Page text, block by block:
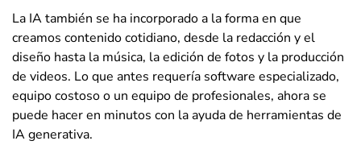
La IA también se ha incorporado a la forma en que
creamos contenido cotidiano, desde la redacción y el
diseño hasta la música, la edición de fotos y la producción
de videos. Lo que antes requería software especializado,
equipo costoso o un equipo de profesionales, ahora se
puede hacer en minutos con la ayuda de herramientas de
IA generativa.